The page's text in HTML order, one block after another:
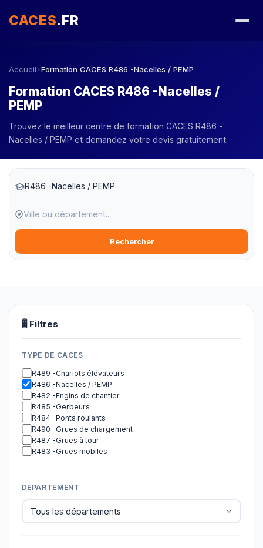
CACES.FR
Accueil ›Formation CACES R486 -Nacelles / PEMP
Formation CACES R486 -Nacelles /
PEMP
Trouvez le meilleur centre de formation CACES R486 -
Nacelles / PEMP et demandez votre devis gratuitement.
Rechercher
🎚 Filtres
TYPE DE CACES
R489 -Chariots élévateurs
R486 -Nacelles / PEMP
R482 -Engins de chantier
R485 -Gerbeurs
R484 -Ponts roulants
R490 -Grues de chargement
R487 -Grues à tour
R483 -Grues mobiles
DÉPARTEMENT